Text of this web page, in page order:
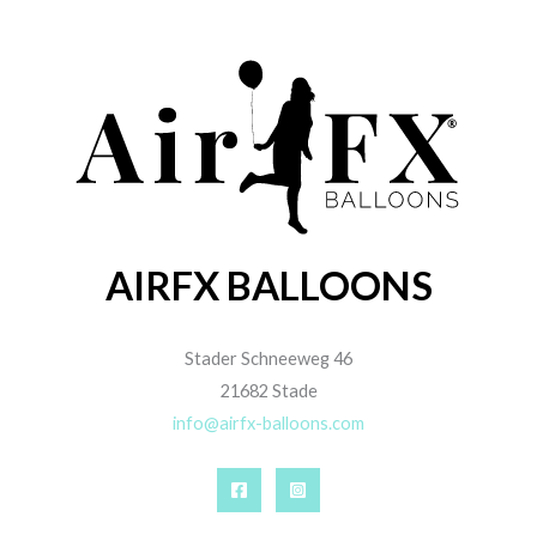
AIRFX BALLOONS
Stader Schneeweg 46
21682 Stade
info@airfx-balloons.com